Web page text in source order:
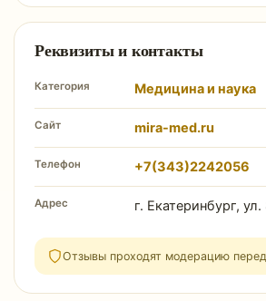
Реквизиты и контакты
Категория Медицина и наука
Сайт mira-med.ru
Телефон +7(343)2242056
Адрес г. Екатеринбург,
Отзывы проходят модерацию